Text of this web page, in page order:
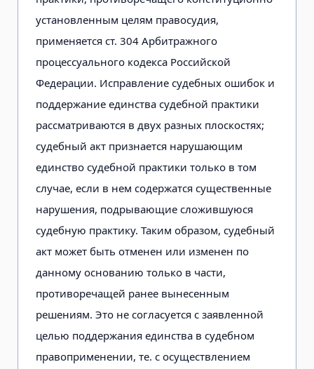
установленным целям правосудия,
применяется ст. 304 Арбитражного
процессуального кодекса Российской
Федерации. Исправление судебных ошибок и
поддержание единства судебной практики
рассматриваются в двух разных плоскостях;
судебный акт признается нарушающим
единство судебной практики только в том
случае, если в нем содержатся существенные
нарушения, подрывающие сложившуюся
судебную практику. Таким образом, судебный
акт может быть отменен или изменен по
данному основанию только в части,
противоречащей ранее вынесенным
решениям. Это не согласуется с заявленной
целью поддержания единства в судебном
правоприменении, те. с осуществлением